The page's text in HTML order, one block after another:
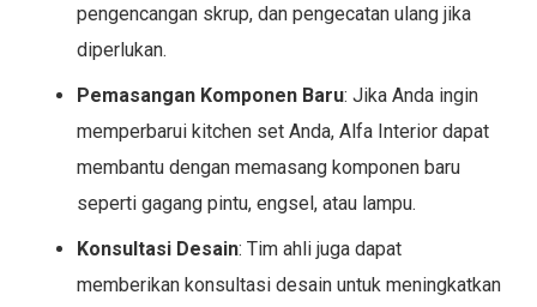
pengencangan skrup, dan pengecatan ulang jika
diperlukan.
Pemasangan Komponen Baru: Jika Anda ingin
memperbarui kitchen set Anda, Alfa Interior dapat
membantu dengan memasang komponen baru
seperti gagang pintu, engsel, atau lampu.
Konsultasi Desain: Tim ahli juga dapat
memberikan konsultasi desain untuk meningkatkan